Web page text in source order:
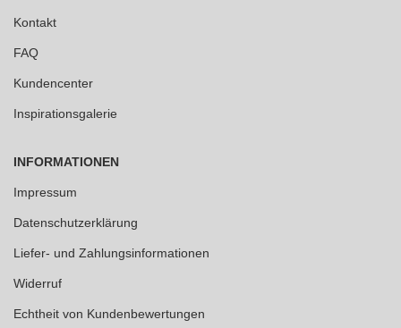
Kontakt
FAQ
Kundencenter
Inspirationsgalerie
INFORMATIONEN
Impressum
Datenschutzerklärung
Liefer- und Zahlungsinformationen
Widerruf
Echtheit von Kundenbewertungen